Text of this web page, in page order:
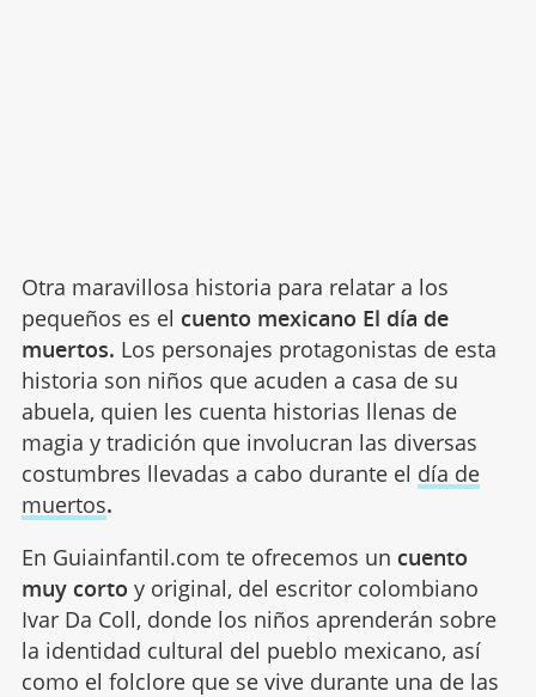
Otra maravillosa historia para relatar a los
pequeños es el cuento mexicano El día de
muertos. Los personajes protagonistas de esta
historia son niños que acuden a casa de su
abuela, quien les cuenta historias llenas de
magia y tradición que involucran las diversas
costumbres llevadas a cabo durante el día de
muertos.
En Guiainfantil.com te ofrecemos un cuento
muy corto y original, del escritor colombiano
Ivar Da Coll, donde los niños aprenderán sobre
la identidad cultural del pueblo mexicano, así
como el folclore que se vive durante una de las